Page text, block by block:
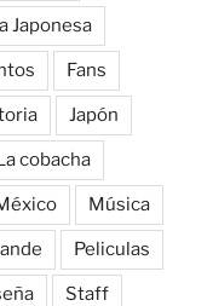
Japonesa
Fans
Japón
cobacha
Música
Peliculas
Staff